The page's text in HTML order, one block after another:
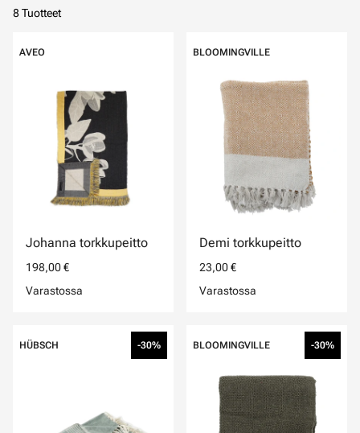
8 Tuotteet
AVEO
Johanna torkkupeitto
198,00 €
Varastossa
BLOOMINGVILLE
Demi torkkupeitto
23,00 €
Varastossa
HÜBSCH -30% BLOOMINGVILLE -30%